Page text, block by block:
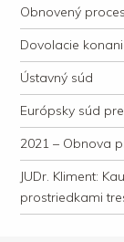
Obnovený
Dovolacie
Ústavný súd
Európsky súd
2021 – Obnova
JUDr. Kliment:
prostriedkami